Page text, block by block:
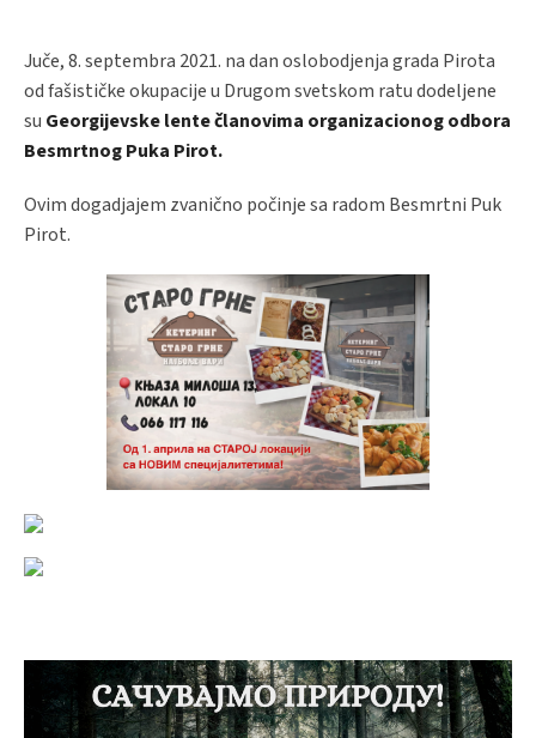
Juče, 8. septembra 2021. na dan oslobodjenja grada Pirota
od fašističke okupacije u Drugom svetskom ratu dodeljene
su Georgijevske lente članovima organizacionog odbora
Besmrtnog Puka Pirot.
Ovim dogadjajem zvanično počinje sa radom Besmrtni Puk
Pirot.